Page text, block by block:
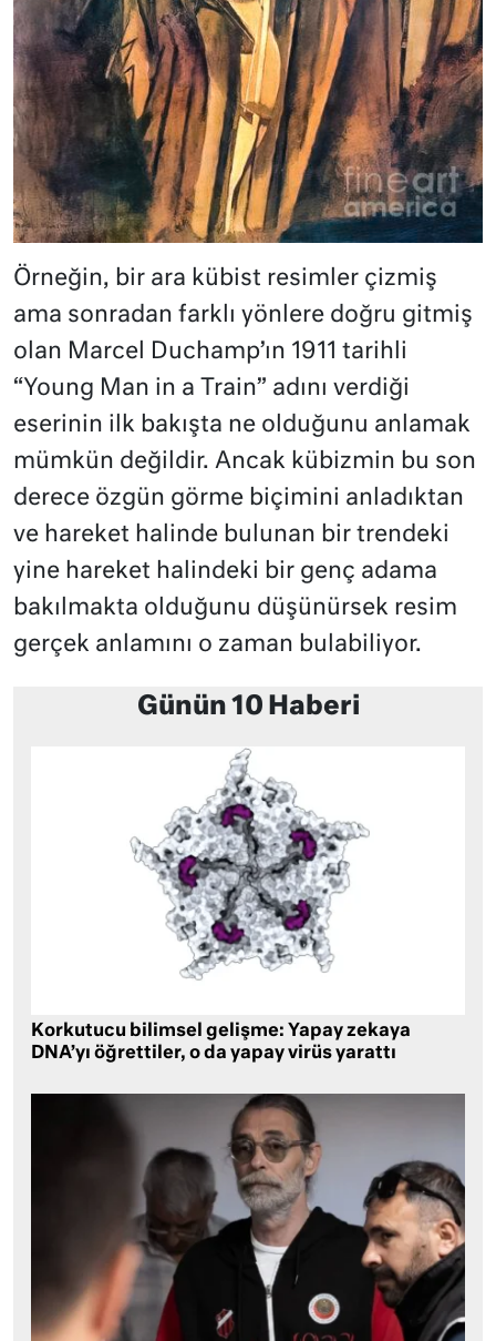
Örneğin, bir ara kübist resimler çizmiş
ama sonradan farklı yönlere doğru gitmiş
olan Marcel Duchamp’ın 1911 tarihli
“Young Man in a Train” adını verdiği
eserinin ilk bakışta ne olduğunu anlamak
mümkün değildir. Ancak kübizmin bu son
derece özgün görme biçimini anladıktan
ve hareket halinde bulunan bir trendeki
yine hareket halindeki bir genç adama
bakılmakta olduğunu düşünürsek resim
gerçek anlamını o zaman bulabiliyor.
Günün 10 Haberi
Korkutucu bilimsel gelişme: Yapay zekaya
DNA’yı öğrettiler, o da yapay virüs yarattı